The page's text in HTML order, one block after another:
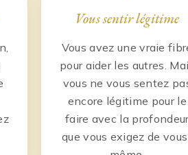
Vous sentir légitime
Vous avez une vraie
pour aider les autres.
vous ne vous sentez
encore légitime pour le
faire avec la
que vous exigez de